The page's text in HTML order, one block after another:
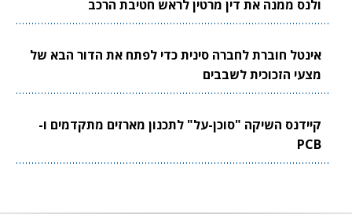
ולנס ממנה את דין מרטין לראש חטיבת הרכב
אינטל חוברת לחברה סינית כדי לפתח את הדור הבא של
מצעי הזכוכית לשבבים
קיידנס השיקה "סוכן-על" לתכנון מארזים מתקדמים ו-
PCB